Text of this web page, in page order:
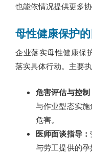
也能依情况提供更多协
母性健康保护
企业落实母性健康保
落实具体行动。主要
危害评估与控制
与作业型态实
危害。
医师面谈指导：
与劳工提供的